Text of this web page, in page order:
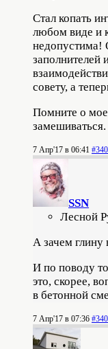
Стал копать
любом виде и
недопустима!
заполнителей
совету, а
Помните о
замешиваться.
7 Апр'17 в 06:41
SSN
Лесной
А зачем глину
И по поводу
это, скорее,
в бетонной
7 Апр'17 в 07:36